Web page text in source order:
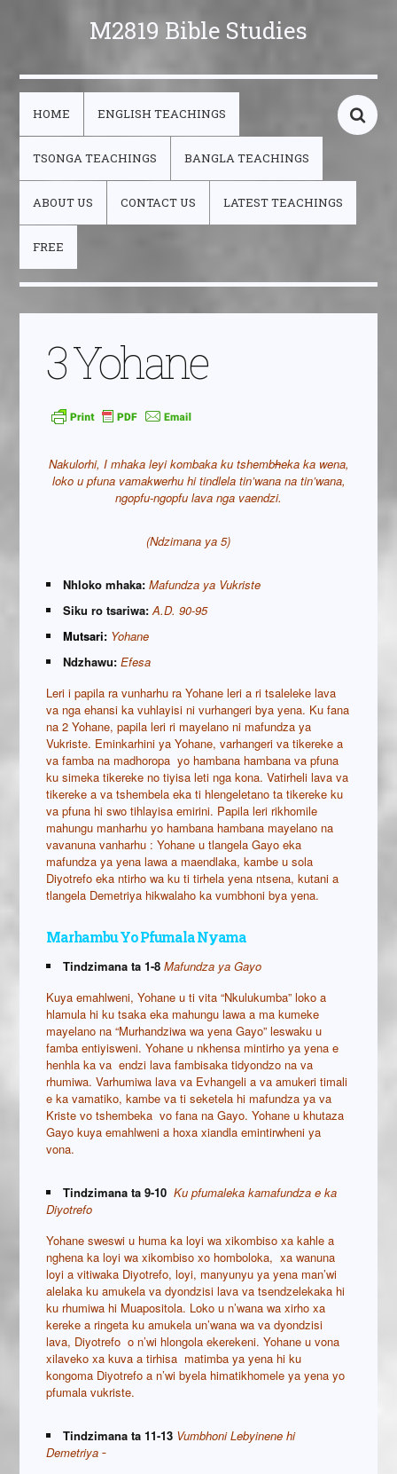
M2819 Bible Studies
HOME ENGLISH TEACHINGS
TSONGA TEACHINGS BANGLA TEACHINGS
ABOUT US CONTACT US LATEST TEACHINGS
FREE
3 Yohane
Nakulorhi, I mhaka leyi kombaka ku tshembheka ka wena,
loko u pfuna vamakwerhu hi tindlela tin’wana na tin’wana,
ngopfu-ngopfu lava nga vaendzi.
(Ndzimana ya 5)
Nhloko mhaka:Mafundza ya Vukriste
Siku ro tsariwa:A.D. 90-95
Mutsari: Yohane
Ndzhawu: Efesa
Leri i papila ra vunharhu ra Yohane leri a ri tsaleleke lava
va nga ehansi ka vuhlayisi ni vurhangeri bya yena. Ku fana
na 2 Yohane, papila leri ri mayelano ni mafundza ya
Vukriste. Eminkarhini ya Yohane, varhangeri va tikereke a
va famba na madhoropa yo hambana hambana va pfuna
ku simeka tikereke no tiyisa leti nga kona. Vatirheli lava va
tikereke a va tshembela eka ti hlengeletano ta tikereke ku
va pfuna hi swo tihlayisa emirini. Papila leri rikhomile
mahungu manharhu yo hambana hambana mayelano na
vavanuna vanharhu : Yohane u tlangela Gayo eka
mafundza ya yena lawa a maendlaka, kambe u sola
Diyotrefo eka ntirho wa ku ti tirhela yena ntsena, kutani a
tlangela Demetriya hikwalaho ka vumbhoni bya yena.
Marhambu Yo Pfumala Nyama
Tindzimana ta 1-8Mafundza ya Gayo
Kuya emahlweni, Yohane u ti vita “Nkulukumba” loko a
hlamula hi ku tsaka eka mahungu lawa a ma kumeke
mayelano na “Murhandziwa wa yena Gayo” leswaku u
famba entiyisweni. Yohane u nkhensa mintirho ya yena e
henhla ka va endzi lava fambisaka tidyondzo na va
rhumiwa. Varhumiwa lava va Evhangeli a va amukeri timali
e ka vamatiko, kambe va ti seketela hi mafundza ya va
Kriste vo tshembeka vo fana na Gayo. Yohane u khutaza
Gayo kuya emahlweni a hoxa xiandla emintirwheni ya
vona.
Tindzimana ta 9-10Ku pfumaleka kamafundza e ka
Diyotrefo
Yohane sweswi u huma ka loyi wa xikombiso xa kahle a
nghena ka loyi wa xikombiso xo homboloka, xa wanuna
loyi a vitiwaka Diyotrefo, loyi, manyunyu ya yena man’wi
alelaka ku amukela va dyondzisi lava va tsendzelekaka hi
ku rhumiwa hi Muapositola. Loko u n’wana wa xirho xa
kereke a ringeta ku amukela un’wana wa va dyondzisi
lava, Diyotrefo o n’wi hlongola ekerekeni. Yohane u vona
xilaveko xa kuva a tirhisa matimba ya yena hi ku
kongoma Diyotrefo a n’wi byela himatikhomele ya yena yo
pfumala vukriste.
Tindzimana ta 11-13 Vumbhoni Lebyinene hi
Demetriya